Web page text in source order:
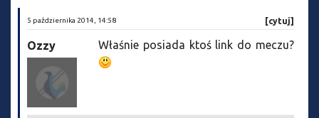
5 października 2014, 14:58 [cytuj]
Ozzy Właśnie posiada ktoś link do meczu?